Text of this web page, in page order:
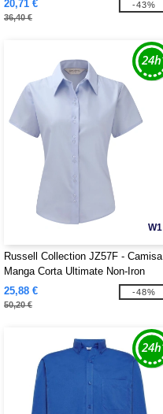
20,71 €
36,40 €
-43%
W1
Russell Collection JZ57F - Camisa
Manga Corta Ultimate Non-Iron
25,88 €
50,20 €
-48%